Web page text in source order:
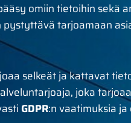
omiin tietoihin sekä
tarjoamaan
selkeät ja kattavat
joka
GDPR:n vaatimuksia